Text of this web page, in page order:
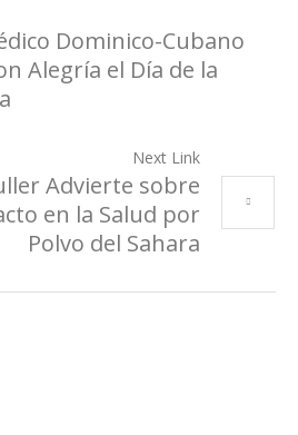
Dominico-Cubano
Alegría el Día de la
Next Link
Advierte sobre
en la Salud por
Polvo del Sahara